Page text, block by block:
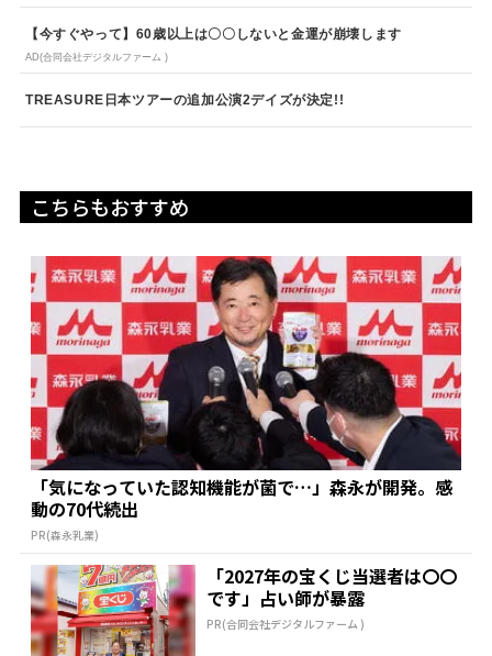
【今すぐやって】60歳以上は〇〇しないと金運が崩壊します
AD(合同会社デジタルファーム )
TREASURE日本ツアーの追加公演2デイズが決定!!
こちらもおすすめ
「気になっていた認知機能が菌で…」森永が開発。感
動の70代続出
PR(森永乳業)
「2027年の宝くじ当選者は〇〇
です」占い師が暴露
PR(合同会社デジタルファーム )